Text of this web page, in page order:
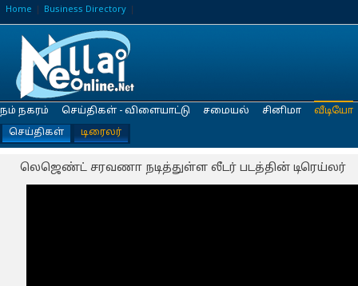
Home Business Directory
நம் நகரம் செய்திகள் - விளையாட்டு சமையல் சினிமா
வீடியோ
செய்திகள்
டிரைலர்
லெஜெண்ட் சரவணா நடித்துள்ள லீடர் படத்தின் டிரெய்லர்